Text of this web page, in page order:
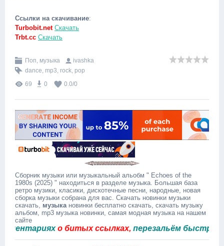
Ссылки на скачивание:
Turbobit.net Скачать
Trbt.cc Скачать
Поп, музыка
ivashka
dance, mp3, rock, pop
69
0 0.0/0
Сборник музыки или музыкальный альобм " Echoes of the
1980s (2025) " находиться в разделе музыка. Большая база
ретро музики, класики, дискотечные песни, народные, новая
сборка музыки собрана для вас. Скачать новинки музыки
скачать, музыкановинки бесплатно скачать, скачать музыку
альбом, mp3 музыка новинки, самая модная музыка на нашем
сайте
о битых ссылках,перезальём быстро.